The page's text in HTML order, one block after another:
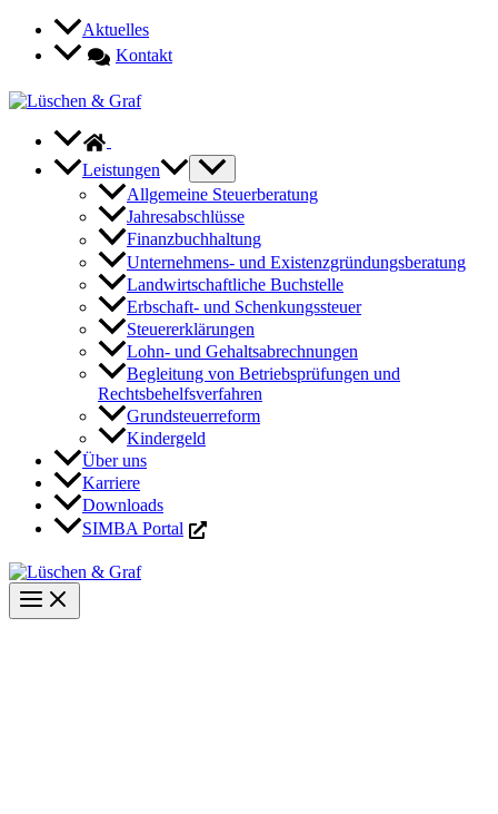
Zum
springen
Aktuelles
Kontakt
Leistungen
Allgemeine Steuerberatung
Jahresabschlüsse
Finanzbuchhaltung
Unternehmens- und Existenzgründungsberatung
Landwirtschaftliche Buchstelle
Erbschaft- und Schenkungssteuer
Steuererklärungen
Lohn- und Gehaltsabrechnungen
Begleitung von Betriebsprüfungen und
Rechtsbehelfsverfahren
Grundsteuerreform
Kindergeld
Über uns
Karriere
Downloads
SIMBA Portal